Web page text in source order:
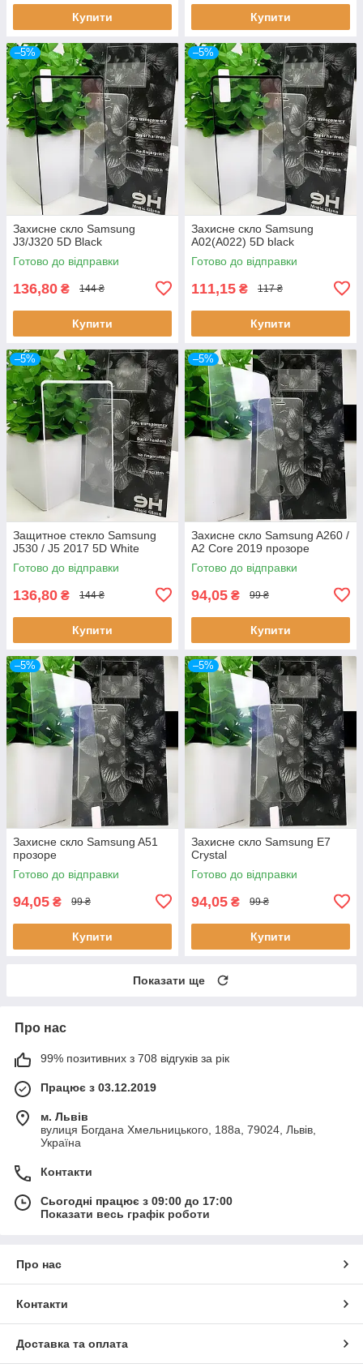
Купити Купити
–5%
Захисне скло Samsung
J3/J320 5D Black
Готово до відправки
136,80 ₴ 144 ₴
Купити
–5%
Захисне скло Samsung
A02(A022) 5D black
Готово до відправки
111,15 ₴ 117 ₴
Купити
–5%
Защитное стекло Samsung
J530 / J5 2017 5D White
Готово до відправки
136,80 ₴ 144 ₴
Купити
–5%
Захисне скло Samsung A260 /
A2 Core 2019 прозоре
Готово до відправки
94,05 ₴ 99 ₴
Купити
–5%
Захисне скло Samsung A51
прозоре
Готово до відправки
94,05 ₴ 99 ₴
Купити
–5%
Захисне скло Samsung E7
Crystal
Готово до відправки
94,05 ₴ 99 ₴
Купити
Показати ще
Про нас
99% позитивних з 708 відгуків за рік
Працює з 03.12.2019
м. Львів
вулиця Богдана Хмельницького, 188а, 79024, Львів,
Україна
Контакти
Сьогодні працює з 09:00 до 17:00
Показати весь графік роботи
Про нас
Контакти
Доставка та оплата